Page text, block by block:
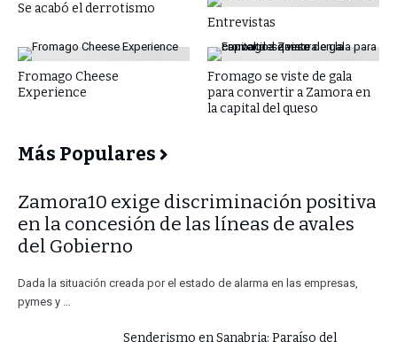
Se acabó el derrotismo
Entrevistas
Fromago Cheese
Experience
Fromago se viste de gala
para convertir a Zamora en
la capital del queso
Más Populares
​Zamora10 exige discriminación positiva
en la concesión de las líneas de avales
del Gobierno
Dada la situación creada por el estado de alarma en las empresas,
pymes y …
Senderismo en Sanabria: Paraíso del